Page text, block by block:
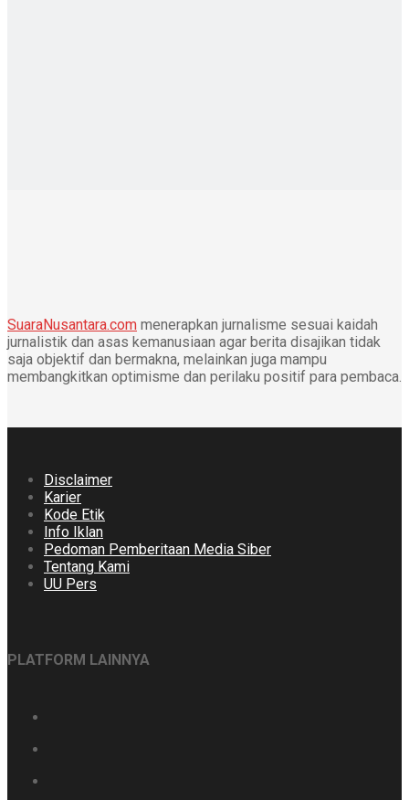
SuaraNusantara.com menerapkan jurnalisme sesuai kaidah
jurnalistik dan asas kemanusiaan agar berita disajikan tidak
saja objektif dan bermakna, melainkan juga mampu
membangkitkan optimisme dan perilaku positif para pembaca.
Disclaimer
Karier
Kode Etik
Info Iklan
Pedoman Pemberitaan Media Siber
Tentang Kami
UU Pers
PLATFORM LAINNYA